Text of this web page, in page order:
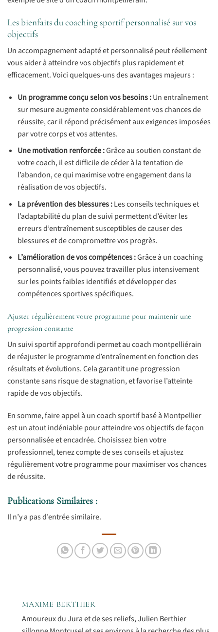
Les bienfaits du coaching sportif personnalisé sur vos
objectifs
Un accompagnement adapté et personnalisé peut réellement
vous aider à atteindre vos objectifs plus rapidement et
efficacement. Voici quelques-uns des avantages majeurs :
Un programme conçu selon vos besoins :Un entraînement
sur mesure augmente considérablement vos chances de
réussite, car il répond précisément aux exigences imposées
par votre corps et vos attentes.
Une motivation renforcée :Grâce au soutien constant de
votre coach, il est difficile de céder à la tentation de
l’abandon, ce qui maximise votre engagement dans la
réalisation de vos objectifs.
La prévention des blessures :Les conseils techniques et
l’adaptabilité du plan de suivi permettent d’éviter les
erreurs d’entraînement susceptibles de causer des
blessures et de compromettre vos progrès.
L’amélioration de vos compétences :Grâce à un coaching
personnalisé, vous pouvez travailler plus intensivement
sur les points faibles identifiés et développer des
compétences sportives spécifiques.
Ajuster régulièrement votre programme pour maintenir une
progression constante
Un suivi sportif approfondi permet au coach montpelliérain
de réajuster le programme d’entraînement en fonction des
résultats et évolutions. Cela garantit une progression
constante sans risque de stagnation, et favorise l’atteinte
rapide de vos objectifs.
En somme, faire appel à un coach sportif basé à Montpellier
est un atout indéniable pour atteindre vos objectifs de façon
personnalisée et encadrée. Choisissez bien votre
professionnel, tenez compte de ses conseils et ajustez
régulièrement votre programme pour maximiser vos chances
de réussite.
Publications Similaires :
Il n’y a pas d’entrée similaire.
MAXIME BERTHIER
Amoureux du Jura et de ses reliefs, Julien Berthier